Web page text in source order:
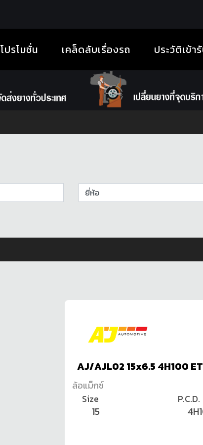
โปรโมชั่น เคล็ดลับเรื่องรถ ประวัติเข้า
AJ/AJL02 15x6.5 4H100
ล้อแม็กซ์
Size
15
P.C.D.